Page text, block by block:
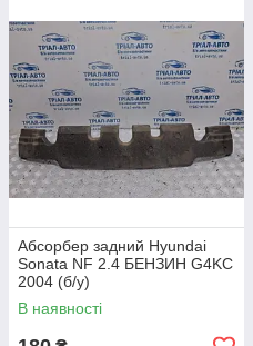
Абсорбер задний Hyundai
Sonata NF 2.4 БЕНЗИН G4KC
2004 (б/у)
В наявності